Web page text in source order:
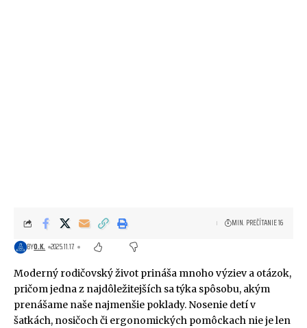
BYO.K. 2025.11.17.
MIN. PREČÍTANIE 16
Moderný rodičovský život prináša mnoho výziev a otázok,
pričom jedna z najdôležitejších sa týka spôsobu, akým
prenášame naše najmenšie poklady. Nosenie detí v
šatkách, nosičoch či ergonomických pomôckach nie je len